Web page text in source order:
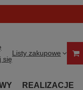
się
Listy zakupowe
REALIZACJE